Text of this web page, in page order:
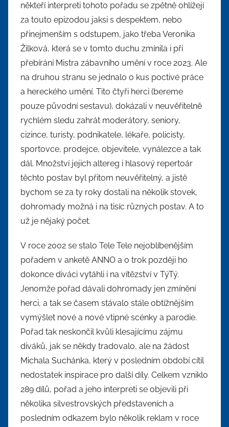
někteří interpreti tohoto pořadu se zpětně ohlížejí
za touto epizodou jaksi s despektem, nebo
přinejmenším s odstupem, jako třeba Veronika
Žilková, která se v tomto duchu zmínila i při
přebírání Mistra zábavního umění v roce 2023. Ale
na druhou stranu se jednalo o kus poctivé práce
a hereckého umění. Tito čtyři herci (bereme
pouze původní sestavu), dokázali v neuvěřitelně
rychlém sledu zahrát moderátory, seniory,
cizince, turisty, podnikatele, lékaře, policisty,
sportovce, prodejce, objevitele, vynálezce a tak
dál. Množství jejich altereg i hlasový repertoár
těchto postav byl přitom neuvěřitelný, a jistě
bychom se za ty roky dostali na několik stovek,
dohromady možná i na tisíc různých postav. A to
už je nějaký počet.
V roce 2002 se stalo Tele Tele nejoblíbenějším
pořadem v anketě ANNO a o trok později ho
dokonce diváci vytáhli i na vítězství v TýTý.
Jenomže pořad dávali dohromady jen zmínění
herci, a tak se časem stávalo stále obtížnějším
vymýšlet nové a nové vtipné scénky a parodie.
Pořad tak neskončil kvůli klesajícímu zájmu
diváků, jak se někdy tradovalo, ale na žádost
Michala Suchánka, který v posledním období cítil
nedostatek inspirace pro další díly. Celkem vzniklo
289 dílů, pořad a jeho interpreti se objevili při
několika silvestrovských představeních a
posledním odkazem bylo několik reklam v roce